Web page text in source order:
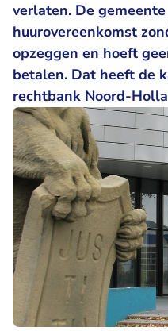
verlaten. De
huurovereenkomst
opzeggen en hoeft
betalen. Dat heeft de
rechtbank Noord-